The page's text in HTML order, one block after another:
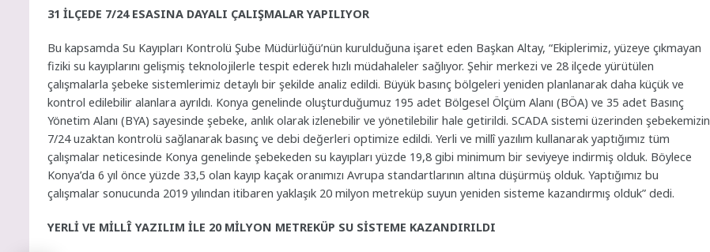
31 İLÇEDE 7/24 ESASINA DAYALI ÇALIŞMALAR YAPILIYOR
Bu kapsamda Su Kayıpları Kontrolü Şube Müdürlüğü’nün kurulduğuna işaret eden Başkan Altay, “Ekiplerimiz, yüzeye çıkmayan
fiziki su kayıplarını gelişmiş teknolojilerle tespit ederek hızlı müdahaleler sağlıyor. Şehir merkezi ve 28 ilçede yürütülen
çalışmalarla şebeke sistemlerimiz detaylı bir şekilde analiz edildi. Büyük basınç bölgeleri yeniden planlanarak daha küçük ve
kontrol edilebilir alanlara ayrıldı. Konya genelinde oluşturduğumuz 195 adet Bölgesel Ölçüm Alanı (BÖA) ve 35 adet Basınç
Yönetim Alanı (BYA) sayesinde şebeke, anlık olarak izlenebilir ve yönetilebilir hale getirildi. SCADA sistemi üzerinden şebekemizin
7/24 uzaktan kontrolü sağlanarak basınç ve debi değerleri optimize edildi. Yerli ve millî yazılım kullanarak yaptığımız tüm
çalışmalar neticesinde Konya genelinde şebekeden su kayıpları yüzde 19,8 gibi minimum bir seviyeye indirmiş olduk. Böylece
Konya’da 6 yıl önce yüzde 33,5 olan kayıp kaçak oranımızı Avrupa standartlarının altına düşürmüş olduk. Yaptığımız bu
çalışmalar sonucunda 2019 yılından itibaren yaklaşık 20 milyon metreküp suyun yeniden sisteme kazandırmış olduk” dedi.
YERLİ VE MİLLÎ YAZILIM İLE 20 MİLYON METREKÜP SU SİSTEME KAZANDIRILDI